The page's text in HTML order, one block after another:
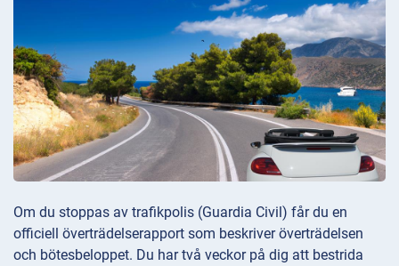
Om du stoppas av trafikpolis (Guardia Civil) får du en
officiell överträdelserapport som beskriver överträdelsen
och bötesbeloppet. Du har två veckor på dig att bestrida